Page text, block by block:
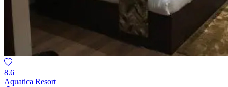
8.6
Aquatica Resort